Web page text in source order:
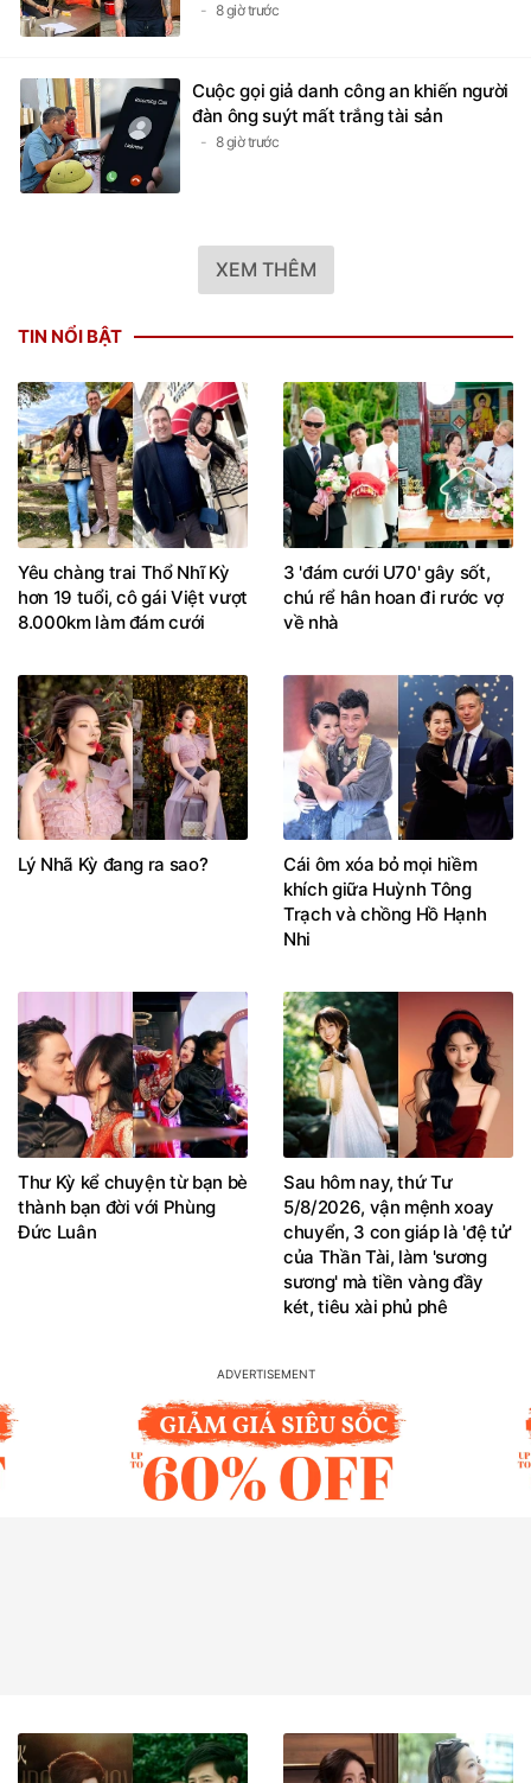
8 giờ trước
Cuộc gọi giả danh công an khiến người
đàn ông suýt mất trắng tài sản
8 giờ trước
XEM THÊM
TIN NỔI BẬT
Yêu chàng trai Thổ Nhĩ Kỳ
hơn 19 tuổi, cô gái Việt vượt
8.000km làm đám cưới
3 'đám cưới U70' gây sốt,
chú rể hân hoan đi rước vợ
về nhà
Lý Nhã Kỳ đang ra sao?
Cái ôm xóa bỏ mọi hiềm
khích giữa Huỳnh Tông
Trạch và chồng Hồ Hạnh
Nhi
Thư Kỳ kể chuyện từ bạn bè
thành bạn đời với Phùng
Đức Luân
Sau hôm nay, thứ Tư
5/8/2026, vận mệnh xoay
chuyển, 3 con giáp là 'đệ tử'
của Thần Tài, làm 'sương
sương' mà tiền vàng đầy
két, tiêu xài phủ phê